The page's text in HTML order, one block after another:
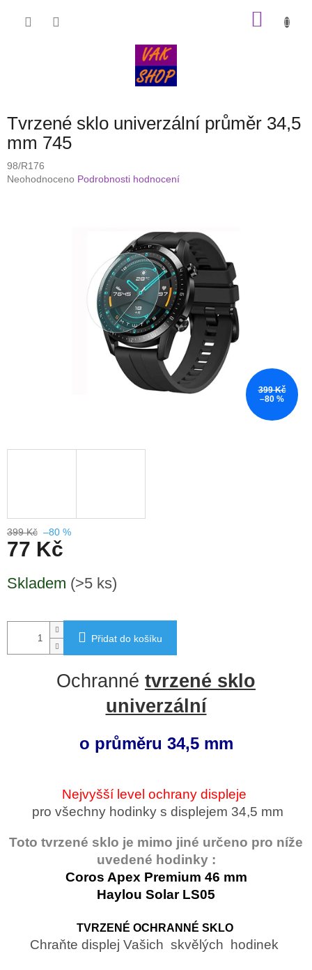
Tvrzené sklo univerzální průměr 34,5
mm 745
98/R176
Průměrné
Neohodnoceno Podrobnosti hodnocení
399 Kč
–80 %
399 Kč –80 %
77 Kč
cena:
Skladem (>5 ks)
Přidat do košíku
Ochranné tvrzené sklo
univerzální
o průměru 34,5 mm
Nejvyšší level ochrany displeje
pro všechny hodinky s displejem 34,5 mm
Toto tvrzené sklo je mimo jiné určeno pro níže
uvedené hodinky :
Coros Apex Premium 46 mm
Haylou Solar LS05
TVRZENÉ OCHRANNÉ SKLO
Chraňte displej Vašich skvělých hodinek